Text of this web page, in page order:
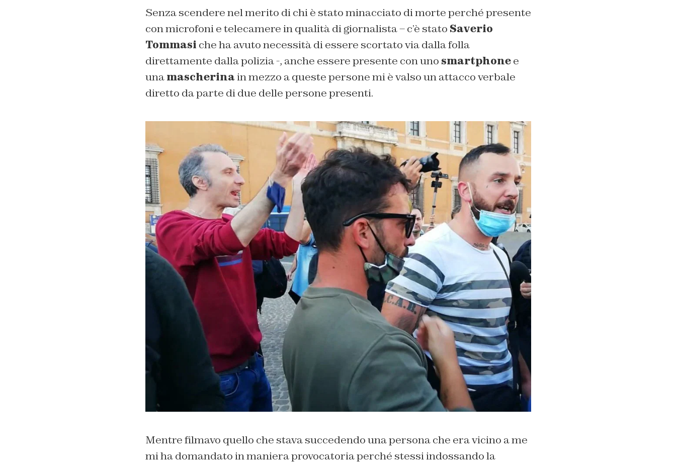
Senza scendere nel merito di chi è stato minacciato di morte perché presente
con microfoni e telecamere in qualità di giornalista – c’è stato Saverio
Tommasi che ha avuto necessità di essere scortato via dalla folla
direttamente dalla polizia -, anche essere presente con uno smartphonee
unamascherinain mezzo a queste persone mi è valso un attacco verbale
diretto da parte di due delle persone presenti.
Mentre filmavo quello che stava succedendo una persona che era vicino a me
mi ha domandato in maniera provocatoria perché stessi indossando la